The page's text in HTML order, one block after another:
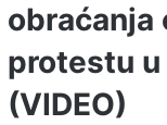
obraćanja
protestu u
(VIDEO)